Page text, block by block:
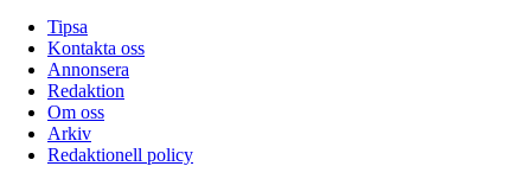
Tipsa
Kontakta oss
Annonsera
Redaktion
Om oss
Arkiv
Redaktionell policy